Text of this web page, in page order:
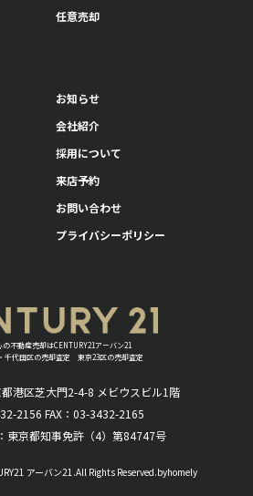
任意売却
お知らせ
会社紹介
採用について
来店予約
お問い合わせ
プライバシーポリシー
不動産売却はCENTURY21アーバン21
千代田区の売却査定 東京23区の売却査定
港区芝大門2-4-8 メビウスビル1階
2156 FAX：03-3432-2165
東京都知事免許（4）第84747号
アーバン21.All Rights Reserved.byhomely